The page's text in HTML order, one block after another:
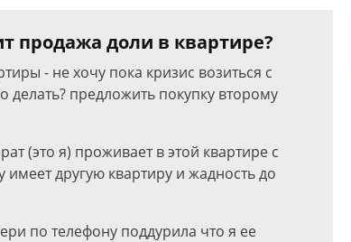
продажа доли в квартире?
- не хочу пока кризис возиться с
делать? предложить покупку второму
(это я) проживает в этой квартире с
имеет другую квартиру и жадность до
по телефону поддурила что я ее